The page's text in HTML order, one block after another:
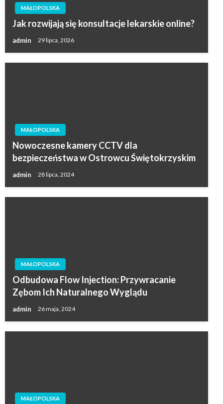
MAŁOPOLSKA
Jak rozwijają się konsultacje lekarskie online?
admin 29 lipca, 2026
MAŁOPOLSKA
Nowoczesne kamery CCTV dla
bezpieczeństwa w Ostrowcu Świętokrzyskim
admin 28 lipca, 2024
MAŁOPOLSKA
Odbudowa Flow Injection: Przywracanie
Zębom Ich Naturalnego Wyglądu
admin 26 maja, 2024
MAŁOPOLSKA